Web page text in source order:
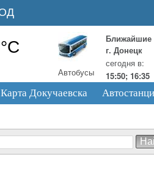
Автобусы
Ближайшие
г. Донецк
сегодня в:
15:50; 16:35
Карта Докучаевска